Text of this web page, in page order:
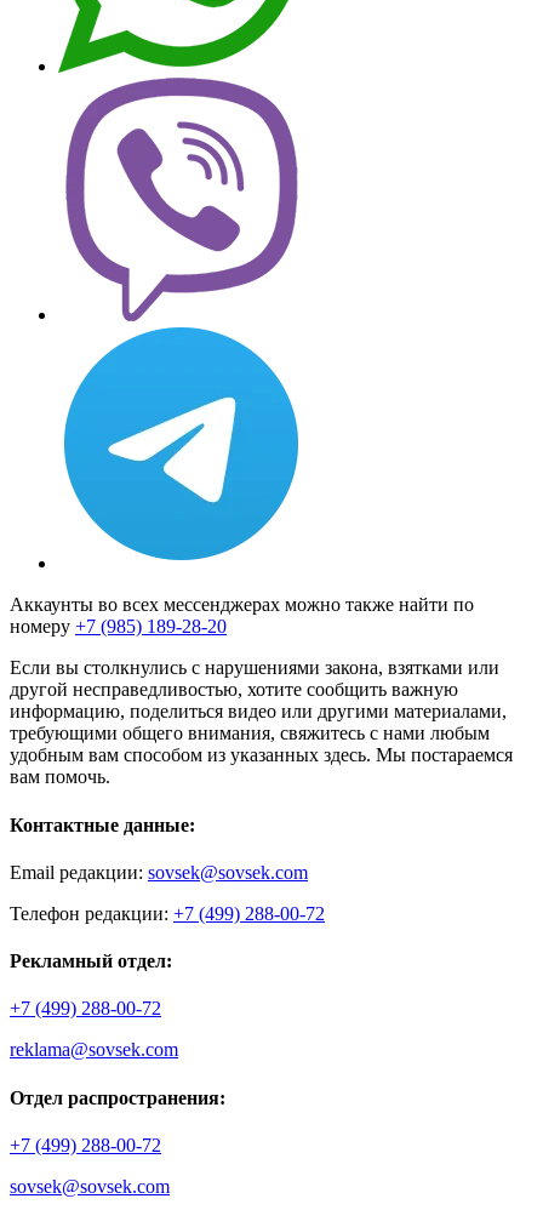
Аккаунты во всех мессенджерах можно также найти по
номеру +7 (985) 189-28-20
Если вы столкнулись с нарушениями закона, взятками или
другой несправедливостью, хотите сообщить важную
информацию, поделиться видео или другими материалами,
требующими общего внимания, свяжитесь с нами любым
удобным вам способом из указанных здесь. Мы постараемся
вам помочь.
Контактные данные:
Email редакции: sovsek@sovsek.com
Телефон редакции: +7 (499) 288-00-72
Рекламный отдел:
+7 (499) 288-00-72
reklama@sovsek.com
Отдел распространения:
+7 (499) 288-00-72
sovsek@sovsek.com